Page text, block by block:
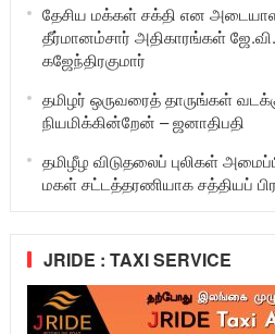
தேசிய மக்கள் சக்தி என
தீர்மானம்சார் அதிகாரங்கள்
கஜேந்திரகுமார்
தமிழர் ஒருவரைத் தாருங்கள்
நியமிக்கின்றேன் – ஜனாதிபதி
தமிழீழ விடுதலைப் புலிகள்
மகள் சட்டத்தரணியாக சத்தியப்
JRIDE : TAXI SERVICE